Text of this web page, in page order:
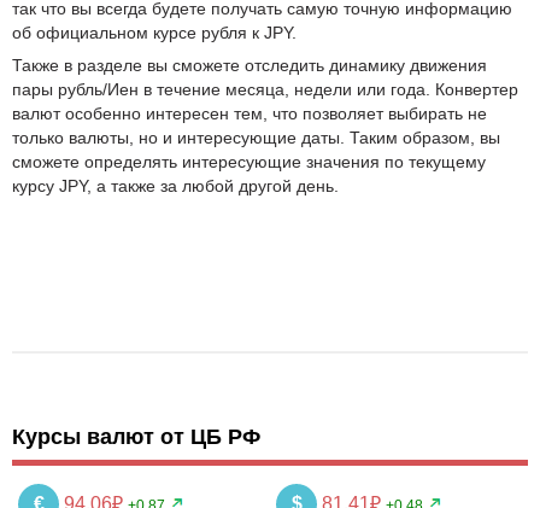
так что вы всегда будете получать самую точную информацию
об официальном курсе рубля к JPY.
Также в разделе вы сможете отследить динамику движения
пары рубль/Иен в течение месяца, недели или года. Конвертер
валют особенно интересен тем, что позволяет выбирать не
только валюты, но и интересующие даты. Таким образом, вы
сможете определять интересующие значения по текущему
курсу JPY, а также за любой другой день.
Курсы валют от ЦБ РФ